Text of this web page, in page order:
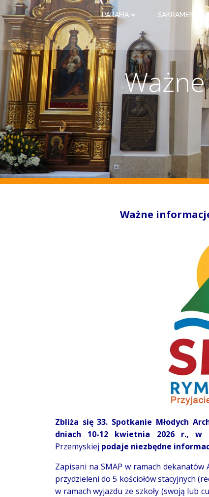
PARAFIA SAKRAMENTY
Ważne
Zbliża się 33. Spotkanie Młodych
dniach 10-12 kwietnia 2026 r., w
Przemyskiej podaje niezbędne
Zapisani na SMAP w ramach
przydzieleni do 5 kościołów stacyjnych
w ramach wyjazdu ze szkoły (swoją lub